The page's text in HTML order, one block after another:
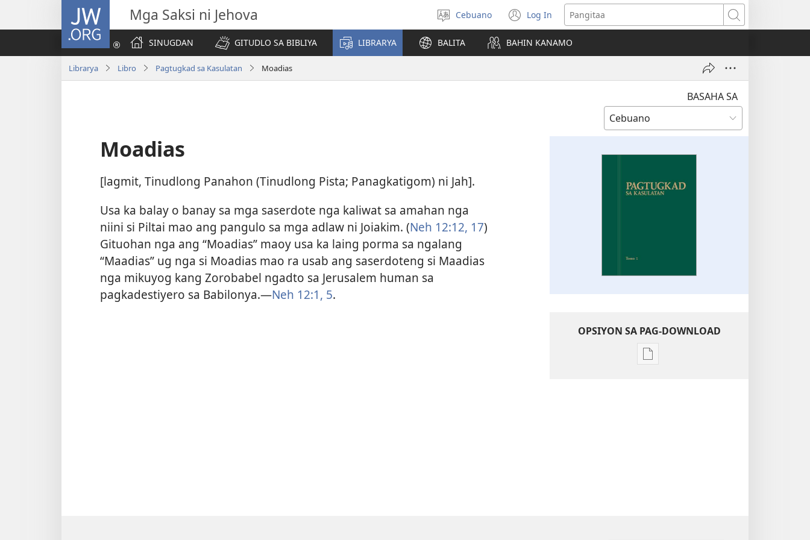
JW.ORG Mga Saksi ni Jehova
Pagpilig
pinulongan
Cebuano Log In
(mo-
open
ug
bag-
window)
Pangitaa
SINUGDAN
GITUDLO SA BIBLIYA LIBRARYA BALITA BAHIN KANAMO
Librarya Libro Pagtugkad sa Kasulatan Moadias
BASAHA SA
Moadias
[lagmit, Tinudlong Panahon (Tinudlong Pista; Panagkatigom) ni Jah].
Usa ka balay o banay sa mga saserdote nga kaliwat sa amahan nga
niini si Piltai mao ang pangulo sa mga adlaw ni Joiakim. (Neh 12:​12, 17)
Gituohan nga ang “Moadias” maoy usa ka laing porma sa ngalang
“Maadias” ug nga si Moadias mao ra usab ang saserdoteng si Maadias
nga mikuyog kang Zorobabel ngadto sa Jerusalem human sa
pagkadestiyero sa Babilonya.​—Neh 12:​1, 5.
OPSIYON SA PAG-DOWNLOAD
Opsiyon